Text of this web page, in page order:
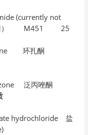
(currently not
可用） M451 25
环扎酮
泛丙唑酮
hydrochloride 盐